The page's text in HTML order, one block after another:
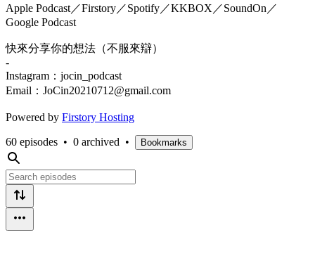
Apple Podcast／Firstory／Spotify／KKBOX／SoundOn／
Google Podcast
快來分享你的想法（不服來辯）
-
Instagram：jocin_podcast
Email：JoCin20210712@gmail.com
Powered by Firstory Hosting
60 episodes • 0 archived • Bookmarks